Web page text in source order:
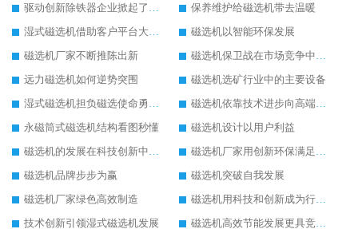
驱动创新除铁器企业掀起了发展风暴
保养维护给磁选机带去温暖
湿式磁选机借助客户平台大放异彩
磁选机以智能环保发展
磁选机厂家不断推陈出新
磁选机保卫战在市场竞争中打响
远力磁选机如何逆势突围
磁选机选矿行业中的主要设备
湿式磁选机担负磁选使命勇往直前
磁选机依靠技术进步向高端转型
永磁筒式磁选机结构看图秒懂
磁选机设计以用户利益
磁选机的发展在科技创新中成为焦点
磁选机厂家用创新环保满足市发展
磁选机品牌步步为赢
磁选机突破自我发展
磁选机厂家绿色高效制造
磁选机用科技和创新成为行业中的顶梁柱
技术创新引领湿式磁选机发展
磁选机高效节能发展更具竞争力